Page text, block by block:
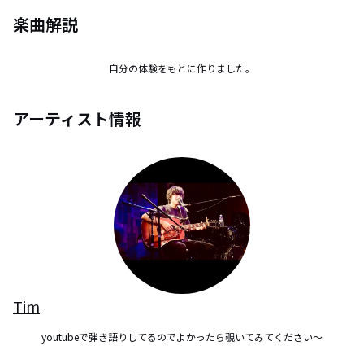
楽曲解説
自分の体験をもとに作りました。
アーティスト情報
Tim
youtubeで弾き語りしてるのでよかったら覗いてみてください〜